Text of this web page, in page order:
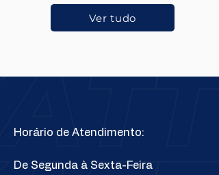
Ver tudo
Horário de Atendimento:
De Segunda à Sexta-Feira